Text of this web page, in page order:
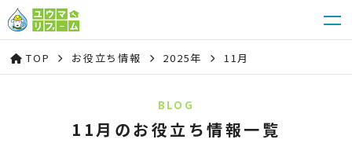
TOP お役立ち情報 2025年 11月
BLOG
11月のお役立ち情報一覧